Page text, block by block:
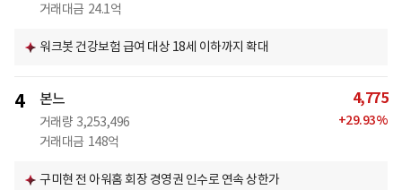
거래대금 24.1억
워크봇 건강보험 급여 대상 18세 이하까지 확대
4 본느
거래량 3,253,496
거래대금 148억
4,775
+29.93%
구미현 전 아워홈 회장 경영권 인수로 연속 상한가